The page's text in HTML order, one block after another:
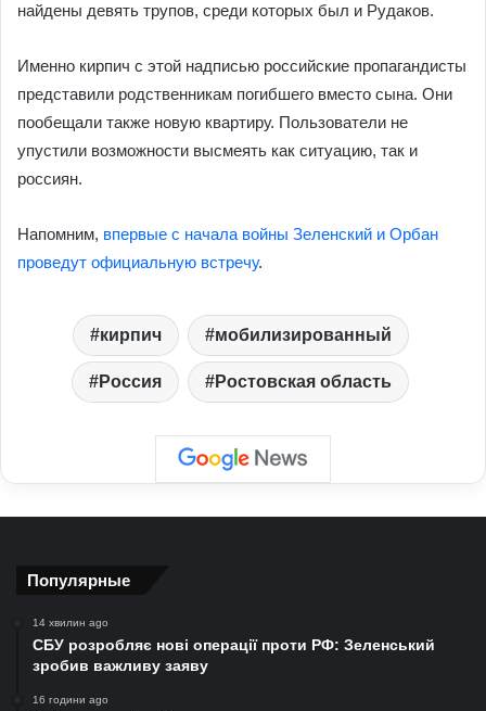
найдены девять трупов, среди которых был и Рудаков.
Именно кирпич с этой надписью российские пропагандисты
представили родственникам погибшего вместо сына. Они
пообещали также новую квартиру. Пользователи не
упустили возможности высмеять как ситуацию, так и
россиян.
Напомним, впервые с начала войны Зеленский и Орбан
проведут официальную встречу.
кирпич мобилизированный
Россия Ростовская область
Популярные
14 хвилин ago
СБУ розробляє нові операції проти РФ: Зеленський
зробив важливу заяву
16 години ago